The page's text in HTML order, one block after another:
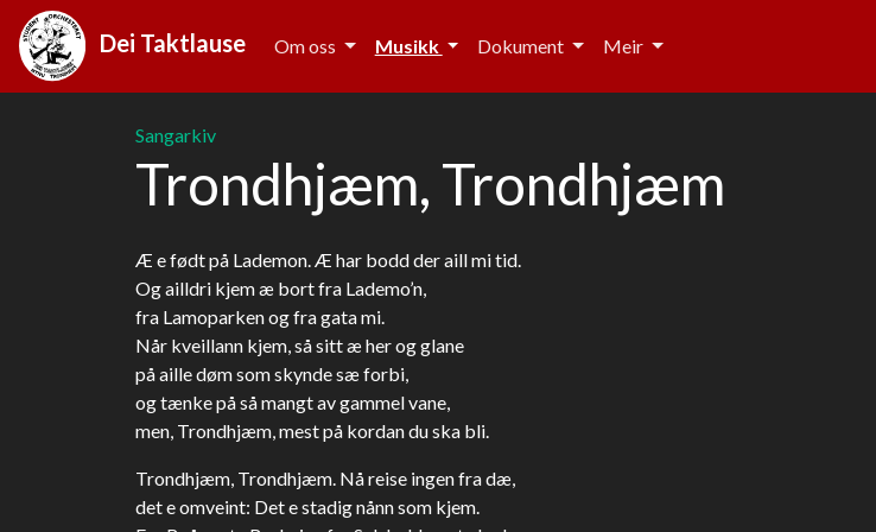
Dei Taktlause Om oss Musikk Dokument Meir
Sangarkiv
Trondhjæm, Trondhjæm
Æ e født på Lademon. Æ har bodd der aill mi tid.
Og ailldri kjem æ bort fra Lademo’n,
fra Lamoparken og fra gata mi.
Når kveillann kjem, så sitt æ her og glane
på aille døm som skynde sæ forbi,
og tænke på så mangt av gammel vane,
men, Trondhjæm, mest på kordan du ska bli.
Trondhjæm, Trondhjæm. Nå reise ingen fra dæ,
det e omveint: Det e stadig nånn som kjem.